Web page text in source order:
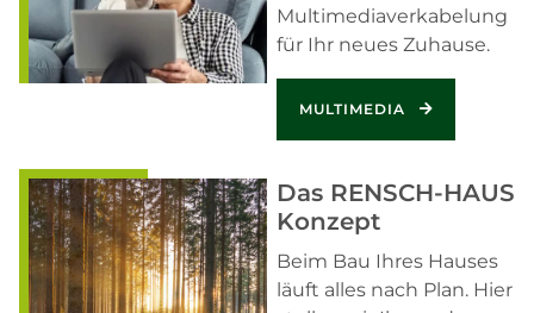
Multimediaverkabelung
für Ihr neues Zuhause.
MULTIMEDIA
Das RENSCH-HAUS
Konzept
Beim Bau Ihres Hauses
läuft alles nach Plan. Hier